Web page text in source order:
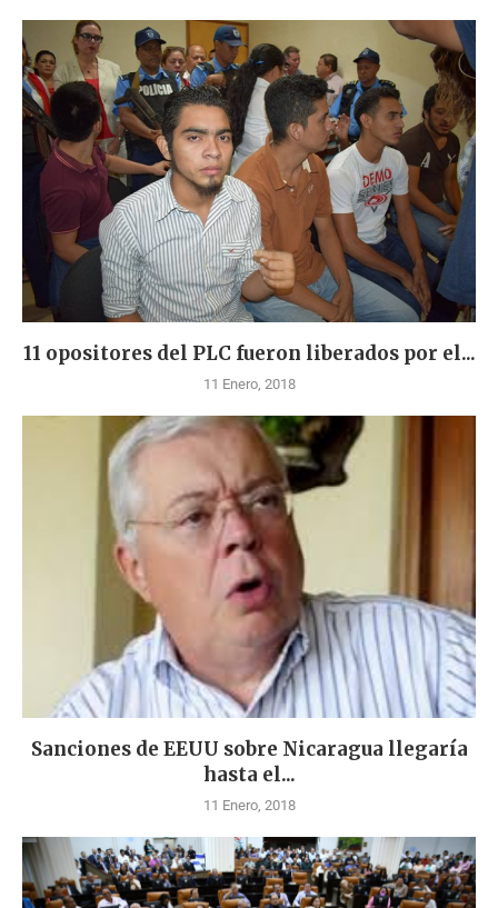
11 opositores del PLC fueron liberados por el...
11 Enero, 2018
Sanciones de EEUU sobre Nicaragua llegaría
hasta el...
11 Enero, 2018